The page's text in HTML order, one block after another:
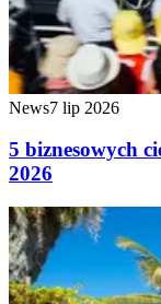
News7 lip 2026
5 biznesowych
2026